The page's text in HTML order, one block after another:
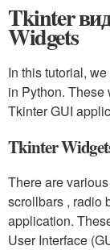
Tkinter
Widgets
In this tutorial,
in Python. These
Tkinter GUI
Tkinter
There are
scrollbars , radio
application.
User Interface